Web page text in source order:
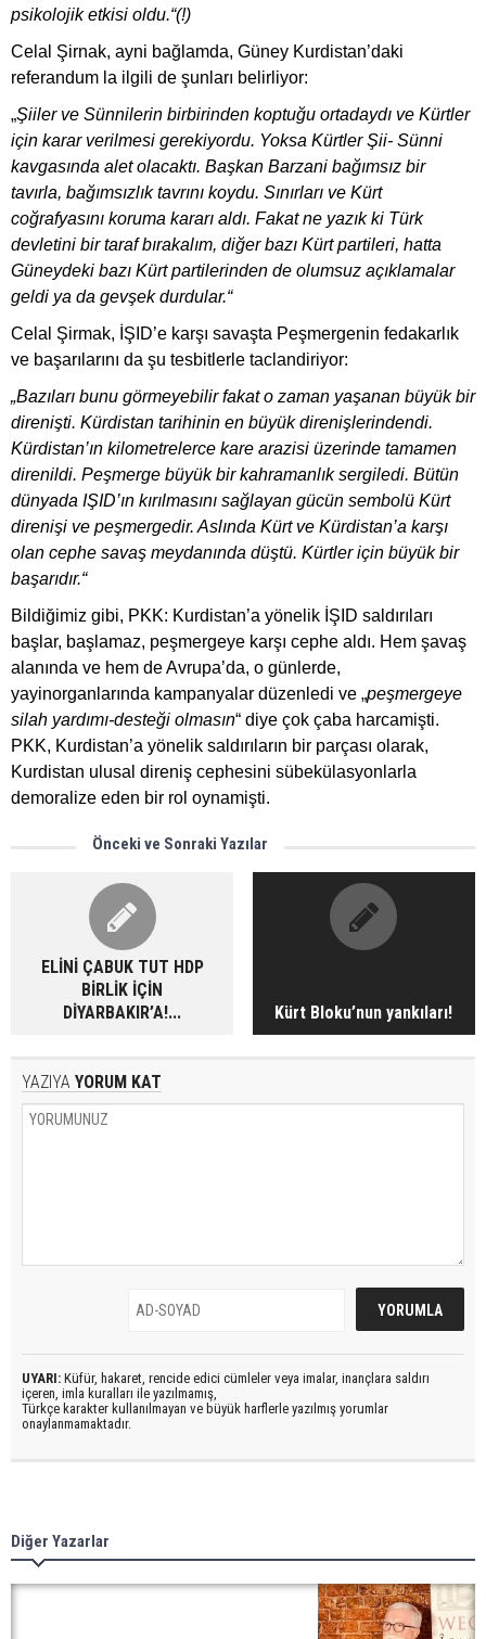
psikolojik etkisi oldu.“(!)
Celal Şirnak, ayni bağlamda, Güney Kurdistan’daki
referandum la ilgili de şunları belirliyor:
„Şiiler ve Sünnilerin birbirinden koptuğu ortadaydı ve Kürtler
için karar verilmesi gerekiyordu. Yoksa Kürtler Şii- Sünni
kavgasında alet olacaktı. Başkan Barzani bağımsız bir
tavırla, bağımsızlık tavrını koydu. Sınırları ve Kürt
coğrafyasını koruma kararı aldı. Fakat ne yazık ki Türk
devletini bir taraf bırakalım, diğer bazı Kürt partileri, hatta
Güneydeki bazı Kürt partilerinden de olumsuz açıklamalar
geldi ya da gevşek durdular.“
Celal Şirmak, İŞID’e karşı savaşta Peşmergenin fedakarlık
ve başarılarını da şu tesbitlerle taclandiriyor:
„Bazıları bunu görmeyebilir fakat o zaman yaşanan büyük bir
direnişti. Kürdistan tarihinin en büyük direnişlerindendi.
Kürdistan’ın kilometrelerce kare arazisi üzerinde tamamen
direnildi. Peşmerge büyük bir kahramanlık sergiledi. Bütün
dünyada IŞID’ın kırılmasını sağlayan gücün sembolü Kürt
direnişi ve peşmergedir. Aslında Kürt ve Kürdistan’a karşı
olan cephe savaş meydanında düştü. Kürtler için büyük bir
başarıdır.“
Bildiğimiz gibi, PKK: Kurdistan’a yönelik İŞID saldırıları
başlar, başlamaz, peşmergeye karşı cephe aldı. Hem şavaş
alanında ve hem de Avrupa’da, o günlerde,
yayinorganlarında kampanyalar düzenledi ve „peşmergeye
silah yardımı-desteği olmasın“ diye çok çaba harcamişti.
PKK, Kurdistan’a yönelik saldırıların bir parçası olarak,
Kurdistan ulusal direniş cephesini sübekülasyonlarla
demoralize eden bir rol oynamişti.
Önceki ve Sonraki Yazılar
ELİNİ ÇABUK TUT HDP
BİRLİK İÇİN
DİYARBAKIR’A!...
Kürt Bloku’nun yankıları!
YAZIYA YORUM KAT
UYARI: Küfür, hakaret, rencide edici cümleler veya imalar, inançlara saldırı
içeren, imla kuralları ile yazılmamış,
Türkçe karakter kullanılmayan ve büyük harflerle yazılmış yorumlar
onaylanmamaktadır.
Diğer Yazarlar